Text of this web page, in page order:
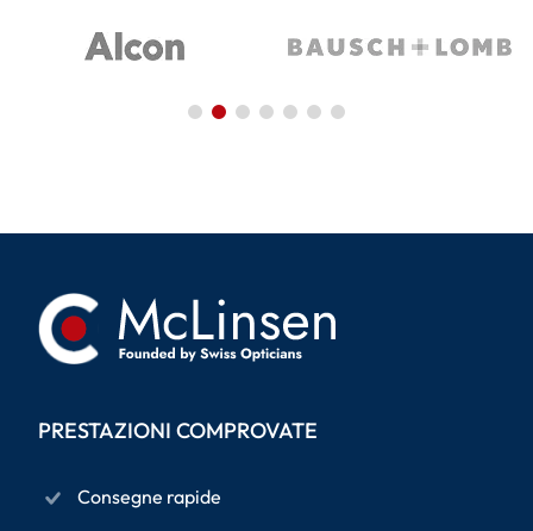
PRESTAZIONI COMPROVATE
Consegne rapide